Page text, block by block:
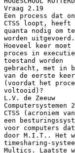
Vraag 2.19
Een process dat
CTSS loopt, heeft
quanta nodig om te
worden uitgevoerd.
Hoeveel keer moet
proces in executie
toestand worden
gebracht, met in
van de eerste keer
(voordat het
voltooid)?
L.V. de Zeeuw
Computersystemen 2
CTSS (acroniem
een
voor computers
door M.I.T.. Het
timesharing-
Multics. Laatste